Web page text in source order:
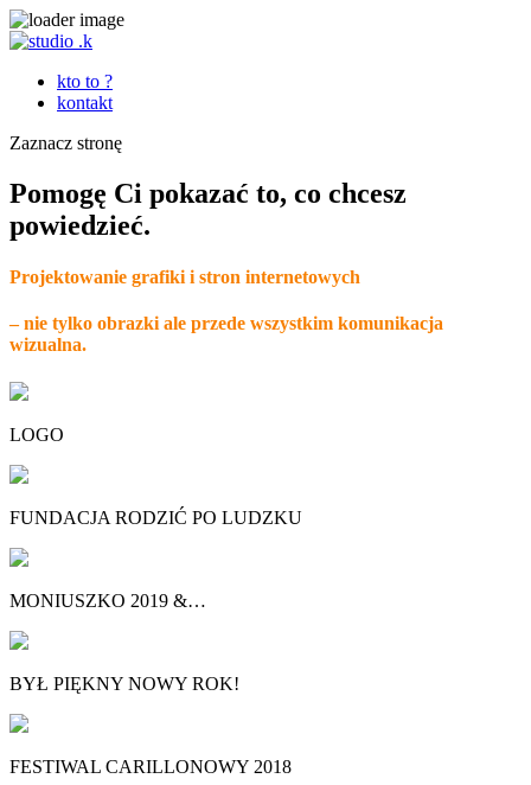
kto to ?
kontakt
Zaznacz stronę
Pomogę Ci pokazać to, co chcesz
powiedzieć.
Projektowanie grafiki i stron internetowych
– nie tylko obrazki ale przede wszystkim komunikacja
wizualna.
LOGO
FUNDACJA RODZIĆ PO LUDZKU
MONIUSZKO 2019 &…
BYŁ PIĘKNY NOWY ROK!
FESTIWAL CARILLONOWY 2018